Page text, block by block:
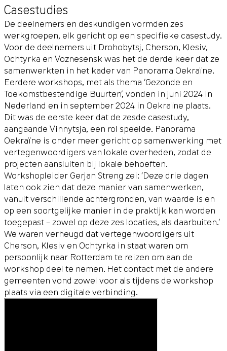
Casestudies
De deelnemers en deskundigen vormden zes
werkgroepen, elk gericht op een specifieke casestudy.
Voor de deelnemers uit Drohobytsj, Cherson, Klesiv,
Ochtyrka en Voznesensk was het de derde keer dat ze
samenwerkten in het kader van Panorama Oekraïne.
Eerdere workshops, met als thema ‘Gezonde en
Toekomstbestendige Buurten’, vonden in juni 2024 in
Nederland en in september 2024 in Oekraïne plaats.
Dit was de eerste keer dat de zesde casestudy,
aangaande Vinnytsja, een rol speelde. Panorama
Oekraïne is onder meer gericht op samenwerking met
vertegenwoordigers van lokale overheden, zodat de
projecten aansluiten bij lokale behoeften.
Workshopleider Gerjan Streng zei: ‘Deze drie dagen
laten ook zien dat deze manier van samenwerken,
vanuit verschillende achtergronden, van waarde is en
op een soortgelijke manier in de praktijk kan worden
toegepast – zowel op deze zes locaties, als daarbuiten.’
We waren verheugd dat vertegenwoordigers uit
Cherson, Klesiv en Ochtyrka in staat waren om
persoonlijk naar Rotterdam te reizen om aan de
workshop deel te nemen. Het contact met de andere
gemeenten vond zowel voor als tijdens de workshop
plaats via een digitale verbinding.